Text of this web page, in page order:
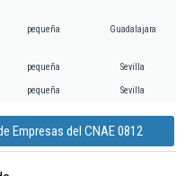
pequeña Guadalajara
pequeña Sevilla
pequeña Sevilla
Empresas del CNAE 0812